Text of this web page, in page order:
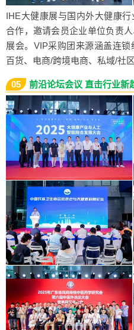
IHE大健康展与国内外大健康
合作，邀请会员企业单位负责
展会。VIP采购团来源涵盖连
百货、电商/跨境电商、私域/社
05 前沿论坛会议 直击行业新